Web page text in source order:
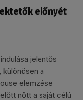
előnyét
jelentős
különösen a
elemzése
nőtt a saját célú